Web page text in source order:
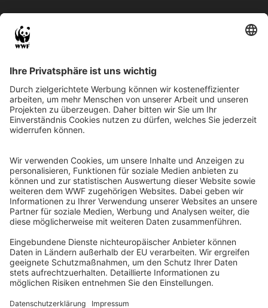
WWF Deutschland
Reinhardtstr. 18
10117 Berlin
Tel.: 030-311 777 700
Ihre Spende kann steuerlich geltend gemacht werden
Registriert als Stiftung WWF Deutschland, Senatsverwaltung für
Justiz Berlin, Az: 3416/976/2
Umsatzsteuer-Identifikationsnummer: DE 114236103
Freistellungsbescheid: Als gemeinnützige Körperschaft befreit
von der Körperschaftssteuer gem. §5 I 9 KStg. unter der
Steuernummer 27/641/09321
© WWF Deutschland 2026